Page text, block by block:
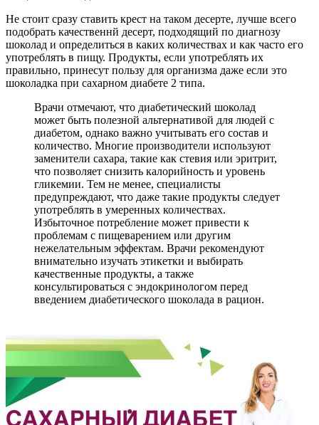
Не стоит сразу ставить крест на таком десерте, лучше всего
подобрать качественнй десерт, подходящий по диагнозу
шоколад и определиться в каких количествах и как часто его
употреблять в пищу. Продукты, если употреблять их
правильно, принесут пользу для организма даже если это
шоколадка при сахарном диабете 2 типа.
Врачи отмечают, что диабетический шоколад
может быть полезной альтернативой для людей с
диабетом, однако важно учитывать его состав и
количество. Многие производители используют
заменители сахара, такие как стевия или эритрит,
что позволяет снизить калорийность и уровень
гликемии. Тем не менее, специалисты
предупреждают, что даже такие продукты следует
употреблять в умеренных количествах.
Избыточное потребление может привести к
проблемам с пищеварением или другим
нежелательным эффектам. Врачи рекомендуют
внимательно изучать этикетки и выбирать
качественные продукты, а также
консультироваться с эндокринологом перед
введением диабетического шоколада в рацион.